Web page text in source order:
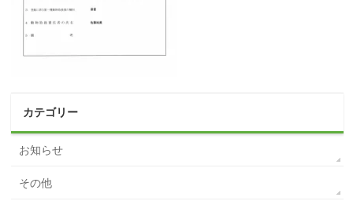
カテゴリー
お知らせ
その他